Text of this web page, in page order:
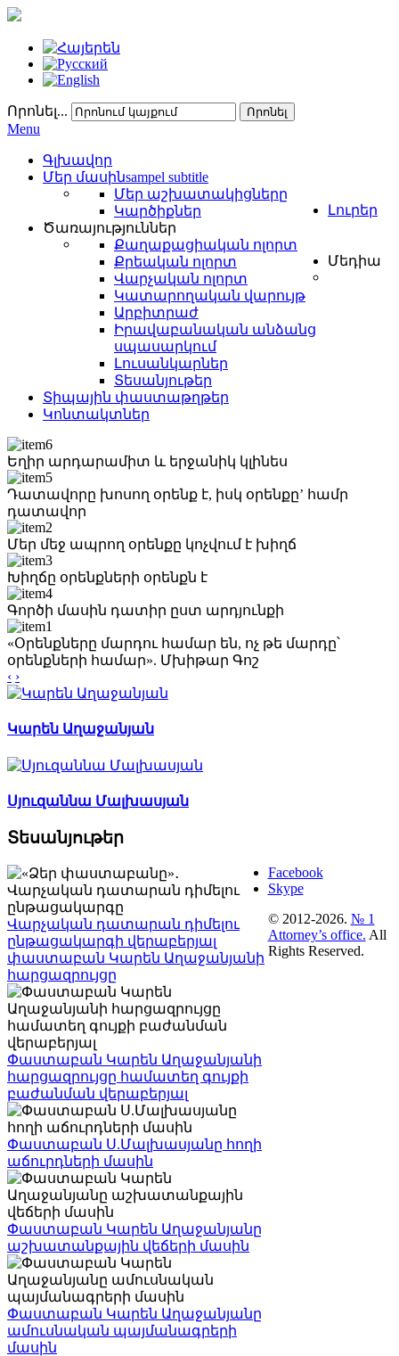
Որոնել... Որոնել
Menu
Գլխավոր
Մեր մասինsampel subtitle
Մեր աշխատակիցները
Կարծիքներ
Լուրեր
Ծառայություններ
Քաղաքացիական ոլորտ
Քրեական ոլորտ
Վարչական ոլորտ
Կատարողական վարույթ
Արբիտրաժ
Իրավաբանական անձանց
սպասարկում
Մեդիա
Լուսանկարներ
Տեսանյութեր
Տիպային փաստաթղթեր
Կոնտակտներ
Եղիր արդարամիտ և երջանիկ կլինես
Դատավորը խոսող օրենք է, իսկ օրենքը’ համր
դատավոր
Մեր մեջ ապրող օրենքը կոչվում է խիղճ
Խիղճը օրենքների օրենքն է
Գործի մասին դատիր ըստ արդյունքի
«Օրենքները մարդու համար են, ոչ թե մարդը՝
օրենքների համար». Մխիթար Գոշ
‹ ›
Կարեն Աղաջանյան
Սյուզաննա Մալխասյան
Տեսանյութեր
Վարչական դատարան դիմելու
ընթացակարգի վերաբերյալ
փաստաբան Կարեն Աղաջանյանի
հարցազրույցը
Փաստաբան Կարեն Աղաջանյանի
հարցազրույցը համատեղ գույքի
բաժանման վերաբերյալ
Փաստաբան Ս.Մալխասյանը հողի
աճուրդների մասին
Փաստաբան Կարեն Աղաջանյանը
աշխատանքային վեճերի մասին
Փաստաբան Կարեն Աղաջանյանը
ամուսնական պայմանագրերի
մասին
Facebook
Skype
© 2012-2026. № 1
Attorney’s office. All
Rights Reserved.